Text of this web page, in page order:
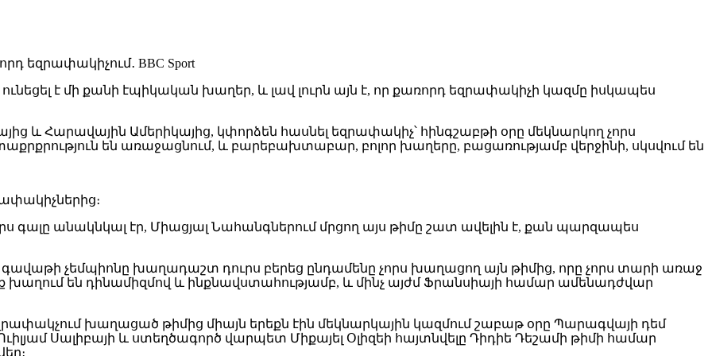
է մի քանի էպիկական խաղեր, և լավ լուրն այն է, որ քառորդ եզրափակիչի կազմը իսկապես
և Հարավային Ամերիկայից, կփորձեն հասնել եզրափակիչ՝ հինգշաբթի օրը մեկնարկող չորս
են առաջացնում, և բարեբախտաբար, բոլոր խաղերը, բացառությամբ վերջինի, սկսվում են
գալը անակնկալ էր, Միացյալ Նահանգներում մրցող այս թիմը շատ ավելին է, քան պարզապես
չեմպիոնը խաղադաշտ դուրս բերեց ընդամենը չորս խաղացող այն թիմից, որը չորս տարի առաջ
են դինամիզմով և ինքնավստահությամբ, և մինչ այժմ Ֆրանսիայի համար ամենադժվար
խաղացած թիմից միայն երեքն էին մեկնարկային կազմում շաբաթ օրը Պարագվայի դեմ
Սալիբայի և ստեղծագործ վարպետ Միքայել Օլիզեի հայտնվելը Դիդիե Դեշամի թիմի համար